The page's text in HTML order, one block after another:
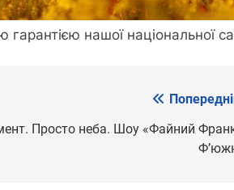
нашої національної
Просто неба. Шоу «Файний